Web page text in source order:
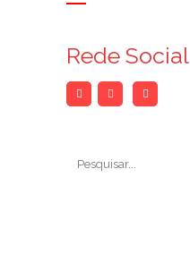
Rede Social